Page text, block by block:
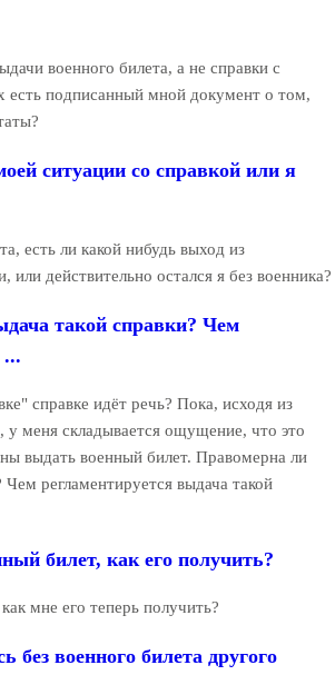
военного билета, а не справки с
есть подписанный мной документ о том,
ситуации со справкой или я
есть ли какой нибудь выход из
или действительно остался я без военника?
такой справки? Чем
...
справке идёт речь? Пока, исходя из
у меня складывается ощущение, что это
выдать военный билет. Правомерна ли
Чем регламентируется выдача такой
билет, как его получить?
мне его теперь получить?
без военного билета другого